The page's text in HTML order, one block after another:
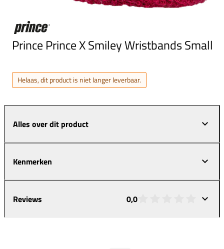
Prince Prince X Smiley Wristbands Small
Helaas, dit product is niet langer leverbaar.
Alles over dit product
Kenmerken
Reviews 0,0